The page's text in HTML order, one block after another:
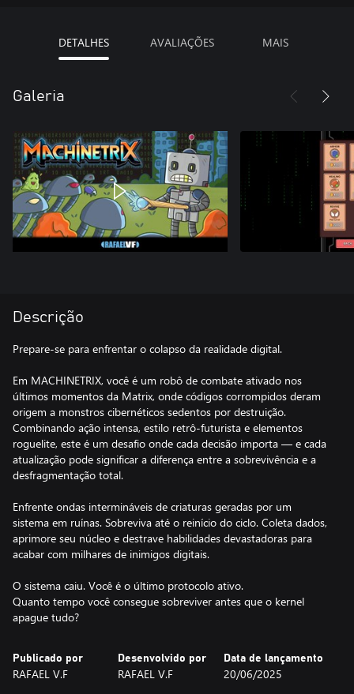
DETALHES AVALIAÇÕES MAIS
Galeria
Descrição
Prepare-se para enfrentar o colapso da realidade digital.
Em MACHINETRIX, você é um robô de combate ativado nos
últimos momentos da Matrix, onde códigos corrompidos deram
origem a monstros cibernéticos sedentos por destruição.
Combinando ação intensa, estilo retrô-futurista e elementos
roguelite, este é um desafio onde cada decisão importa — e cada
atualização pode significar a diferença entre a sobrevivência e a
desfragmentação total.
Enfrente ondas intermináveis de criaturas geradas por um
sistema em ruínas. Sobreviva até o reinício do ciclo. Coleta dados,
aprimore seu núcleo e destrave habilidades devastadoras para
acabar com milhares de inimigos digitais.
O sistema caiu. Você é o último protocolo ativo.
Quanto tempo você consegue sobreviver antes que o kernel
apague tudo?
Publicado por
RAFAEL V.F
Desenvolvido por
RAFAEL V.F
Data de lançamento
20/06/2025